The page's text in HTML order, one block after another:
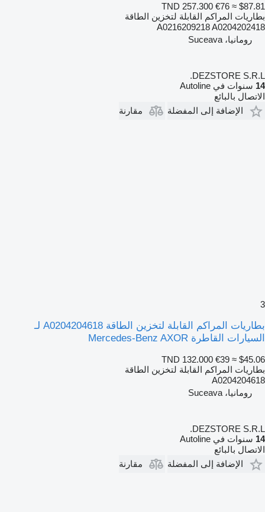
TND 257.300 €76 ≈ $87.81
بطاريات المراكم القابلة لتخزين الطاقة
A0216209218 A0204202418
رومانيا، Suceava
DEZSTORE S.R.L.
14 سنوات في Autoline
الاتصال بالبائع
الإضافة إلى المفضلة
مقارنة
3
بطاريات المراكم القابلة لتخزين الطاقة A0204204618 لـ
السيارات القاطرة Mercedes-Benz AXOR
TND 132.000 €39 ≈ $45.06
بطاريات المراكم القابلة لتخزين الطاقة
A0204204618
رومانيا، Suceava
DEZSTORE S.R.L.
14 سنوات في Autoline
الاتصال بالبائع
الإضافة إلى المفضلة
مقارنة